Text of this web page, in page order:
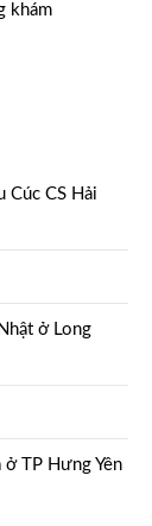
khám
Cúc CS Hải
ở Long
TP Hưng Yên